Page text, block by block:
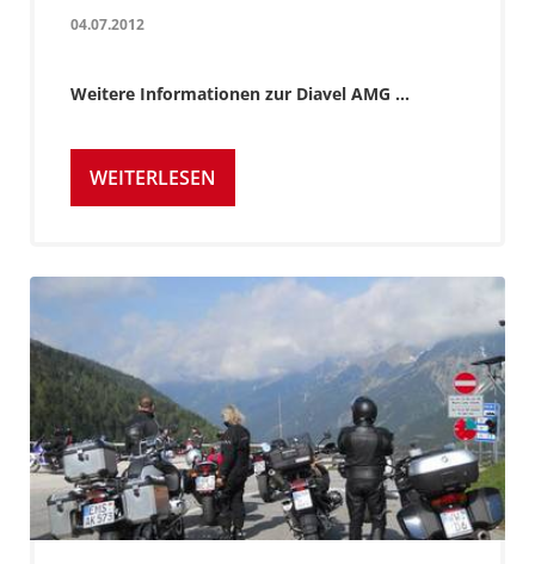
04.07.2012
Weitere Informationen zur Diavel AMG ...
WEITERLESEN